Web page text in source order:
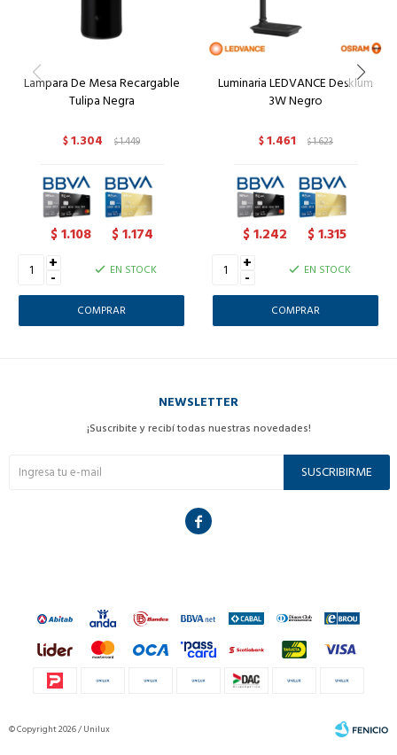
Lampara De Mesa Recargable
Tulipa Negra
$1.304 $1.449
$1.108 $1.174
+
- EN STOCK
Luminaria LEDVANCE Desklum
3W Negro
$1.461 $1.623
$1.242 $1.315
+
- EN STOCK
NEWSLETTER
¡Suscribite y recibí todas nuestras novedades!
SUSCRIBIRME

© Copyright 2026 / Unilux